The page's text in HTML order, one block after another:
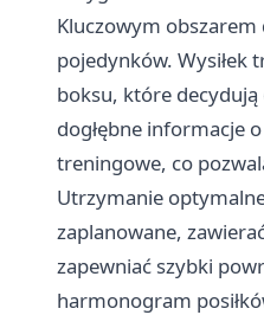
Kluczowym
pojedynków. Wysiłek
boksu, które
dogłębne informacje
treningowe, co
Utrzymanie
zaplanowane,
zapewniać szybki
harmonogram